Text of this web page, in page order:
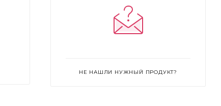
When Im Alone
НЕ НАШЛИ НУЖНЫЙ ПРОДУКТ?